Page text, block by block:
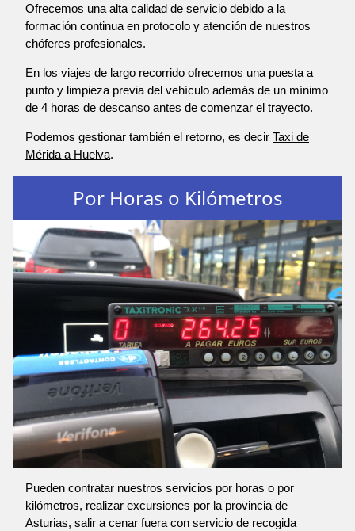
Ofrecemos una alta calidad de servicio debido a la
formación continua en protocolo y atención de nuestros
chóferes profesionales.
En los viajes de largo recorrido ofrecemos una puesta a
punto y limpieza previa del vehículo además de un mínimo
de 4 horas de descanso antes de comenzar el trayecto.
Podemos gestionar también el retorno, es decir Taxi de
Mérida a Huelva.
Por Horas o Kilómetros
Pueden contratar nuestros servicios por horas o por
kilómetros, realizar excursiones por la provincia de
Asturias, salir a cenar fuera con servicio de recogida